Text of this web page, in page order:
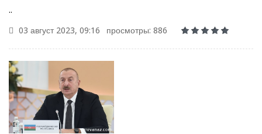
..
03 август 2023, 09:16
просмотры: 886